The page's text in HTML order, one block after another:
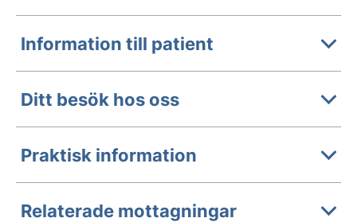
Information till patient
Ditt besök hos oss
Praktisk information
Relaterade mottagningar